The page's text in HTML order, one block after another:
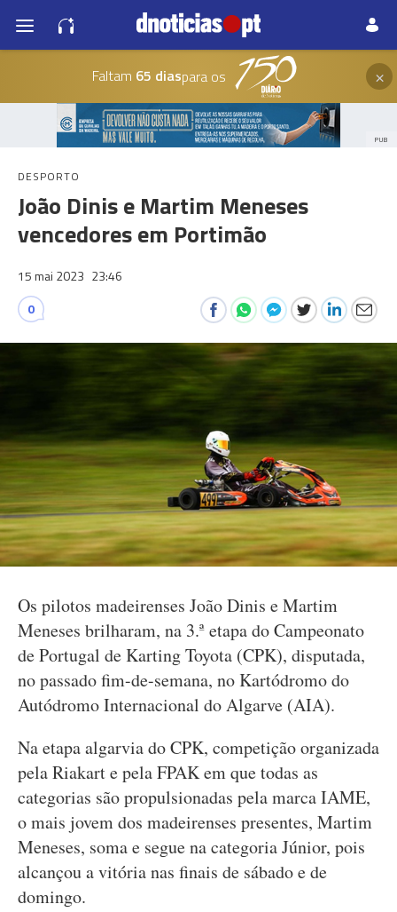
Faltam 65 diaspara os ×
PUB
DESPORTO
João Dinis e Martim Meneses
vencedores em Portimão
15 mai 2023 23:46
0
Os pilotos madeirenses João Dinis e Martim
Meneses brilharam, na 3.ª etapa do Campeonato
de Portugal de Karting Toyota (CPK), disputada,
no passado fim-de-semana, no Kartódromo do
Autódromo Internacional do Algarve (AIA).
Na etapa algarvia do CPK, competição organizada
pela Riakart e pela FPAK em que todas as
categorias são propulsionadas pela marca IAME,
o mais jovem dos madeirenses presentes, Martim
Meneses, soma e segue na categoria Júnior, pois
alcançou a vitória nas finais de sábado e de
domingo.